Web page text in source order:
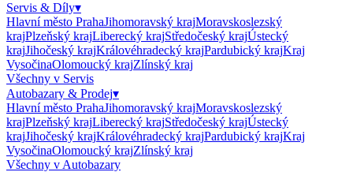
Servis & Díly▾
Hlavní město PrahaJihomoravský krajMoravskoslezský
krajPlzeňský krajLiberecký krajStředočeský krajÚstecký
krajJihočeský krajKrálovéhradecký krajPardubický krajKraj
VysočinaOlomoucký krajZlínský kraj
Všechny v Servis
Autobazary & Prodej▾
Hlavní město PrahaJihomoravský krajMoravskoslezský
krajPlzeňský krajLiberecký krajStředočeský krajÚstecký
krajJihočeský krajKrálovéhradecký krajPardubický krajKraj
VysočinaOlomoucký krajZlínský kraj
Všechny v Autobazary